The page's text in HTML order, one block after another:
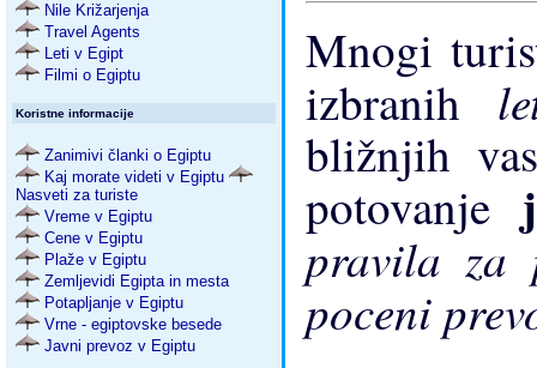
Nile Križarjenja
Travel Agents
Leti v Egipt
Filmi o Egiptu
Koristne informacije
Zanimivi članki o Egiptu
Kaj morate videti v Egiptu
Nasveti za turiste
Vreme v Egiptu
Cene v Egiptu
Plaže v Egiptu
Zemljevidi Egipta in mesta
Potapljanje v Egiptu
Vrne - egiptovske besede
Javni prevoz v Egiptu
Mnogi
izbranih
bližnjih
potovanje
pravila za
poceni